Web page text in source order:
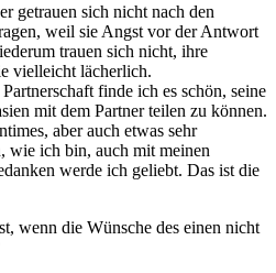
getrauen sich nicht nach den
weil sie Angst vor der Antwort
trauen sich nicht, ihre
vielleicht lächerlich.
finde ich es schön, seine
mit dem Partner teilen zu können.
aber auch etwas sehr
wie ich bin, auch mit meinen
werde ich geliebt. Das ist die
wenn die Wünsche des einen nicht